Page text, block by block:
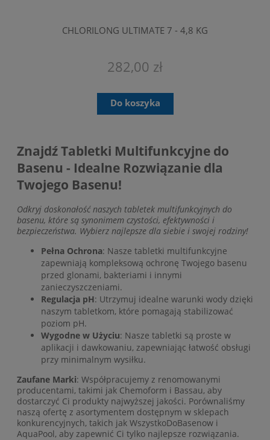
CHLORILONG ULTIMATE 7 - 4,8 KG
282,00 zł
Do koszyka
Znajdź Tabletki Multifunkcyjne do
Basenu - Idealne Rozwiązanie dla
Twojego Basenu!
Odkryj doskonałość naszych tabletek multifunkcyjnych do
basenu, które są synonimem czystości, efektywności i
bezpieczeństwa. Wybierz najlepsze dla siebie i swojej rodziny!
Pełna Ochrona: Nasze tabletki multifunkcyjne
zapewniają kompleksową ochronę Twojego basenu
przed glonami, bakteriami i innymi
zanieczyszczeniami.
Regulacja pH: Utrzymuj idealne warunki wody dzięki
naszym tabletkom, które pomagają stabilizować
poziom pH.
Wygodne w Użyciu: Nasze tabletki są proste w
aplikacji i dawkowaniu, zapewniając łatwość obsługi
przy minimalnym wysiłku.
Zaufane Marki: Współpracujemy z renomowanymi
producentami, takimi jak Chemoform i Bassau, aby
dostarczyć Ci produkty najwyższej jakości. Porównaliśmy
naszą ofertę z asortymentem dostępnym w sklepach
konkurencyjnych, takich jak WszystkoDoBasenow i
AquaPool, aby zapewnić Ci tylko najlepsze rozwiązania.